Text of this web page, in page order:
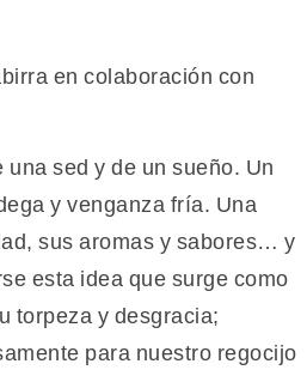
sed y de un sueño. Un
y venganza fría. Una
sus aromas y sabores… y
esta idea que surge como
torpeza y desgracia;
para nuestro regocijo